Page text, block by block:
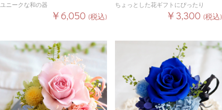
ユニークな和の器
￥6,050 (税込)
ちょっとした花ギフトにぴったり
￥3,300 (税込)